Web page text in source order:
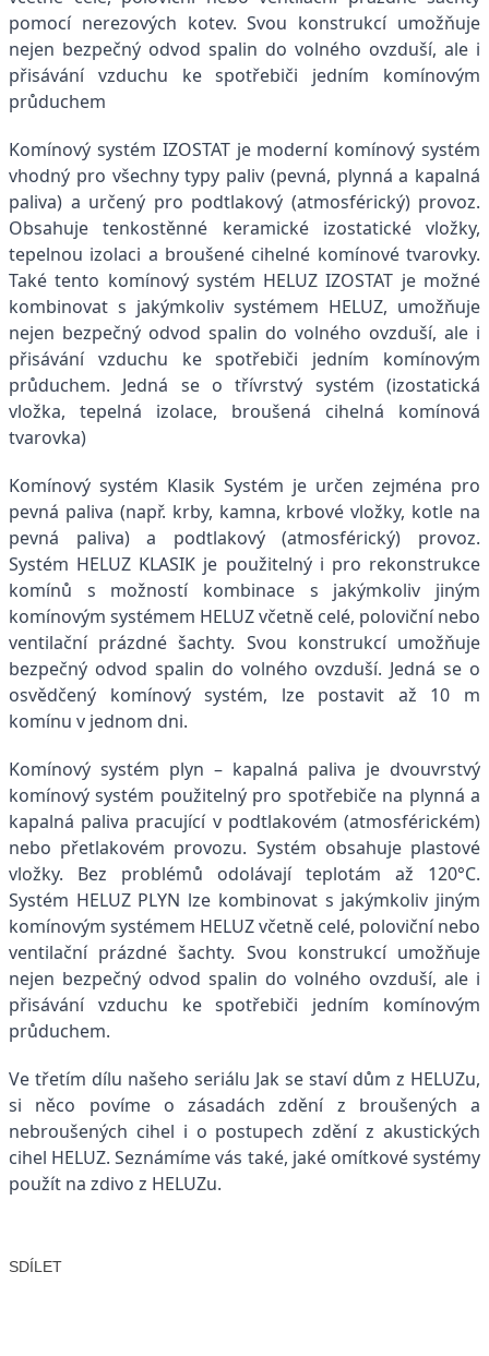
pomocí nerezových kotev. Svou konstrukcí umožňuje
nejen bezpečný odvod spalin do volného ovzduší, ale i
přisávání vzduchu ke spotřebiči jedním komínovým
průduchem
Komínový systém IZOSTAT je moderní komínový systém
vhodný pro všechny typy paliv (pevná, plynná a kapalná
paliva) a určený pro podtlakový (atmosférický) provoz.
Obsahuje tenkostěnné keramické izostatické vložky,
tepelnou izolaci a broušené cihelné komínové tvarovky.
Také tento komínový systém HELUZ IZOSTAT je možné
kombinovat s jakýmkoliv systémem HELUZ, umožňuje
nejen bezpečný odvod spalin do volného ovzduší, ale i
přisávání vzduchu ke spotřebiči jedním komínovým
průduchem. Jedná se o třívrstvý systém (izostatická
vložka, tepelná izolace, broušená cihelná komínová
tvarovka)
Komínový systém Klasik Systém je určen zejména pro
pevná paliva (např. krby, kamna, krbové vložky, kotle na
pevná paliva) a podtlakový (atmosférický) provoz.
Systém HELUZ KLASIK je použitelný i pro rekonstrukce
komínů s možností kombinace s jakýmkoliv jiným
komínovým systémem HELUZ včetně celé, poloviční nebo
ventilační prázdné šachty. Svou konstrukcí umožňuje
bezpečný odvod spalin do volného ovzduší. Jedná se o
osvědčený komínový systém, lze postavit až 10 m
komínu v jednom dni.
Komínový systém plyn – kapalná paliva je dvouvrstvý
komínový systém použitelný pro spotřebiče na plynná a
kapalná paliva pracující v podtlakovém (atmosférickém)
nebo přetlakovém provozu. Systém obsahuje plastové
vložky. Bez problémů odolávají teplotám až 120°C.
Systém HELUZ PLYN lze kombinovat s jakýmkoliv jiným
komínovým systémem HELUZ včetně celé, poloviční nebo
ventilační prázdné šachty. Svou konstrukcí umožňuje
nejen bezpečný odvod spalin do volného ovzduší, ale i
přisávání vzduchu ke spotřebiči jedním komínovým
průduchem.
Ve třetím dílu našeho seriálu Jak se staví dům z HELUZu,
si něco povíme o zásadách zdění z broušených a
nebroušených cihel i o postupech zdění z akustických
cihel HELUZ. Seznámíme vás také, jaké omítkové systémy
použít na zdivo z HELUZu.
SDÍLET